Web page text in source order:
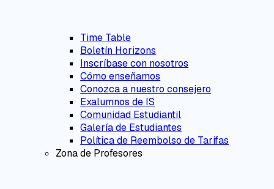
Time Table
Boletín Horizons
Inscríbase con nosotros
Cómo enseñamos
Conozca a nuestro consejero
Exalumnos de IS
Comunidad Estudiantil
Galería de Estudiantes
Política de Reembolso de Tarifas
Zona de Profesores